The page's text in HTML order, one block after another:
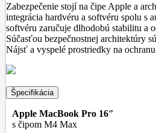
Zabezpečenie stojí na čipe Apple a
integrácia hardvéru a softvéru spolu s
softvéru zaručuje dlhodobú stabilitu a
Súčasťou bezpečnostnej architektúry
Nájsť a vyspelé prostriedky na
Špecifikácia
Apple MacBook Pro 16″
s čipom M4 Max